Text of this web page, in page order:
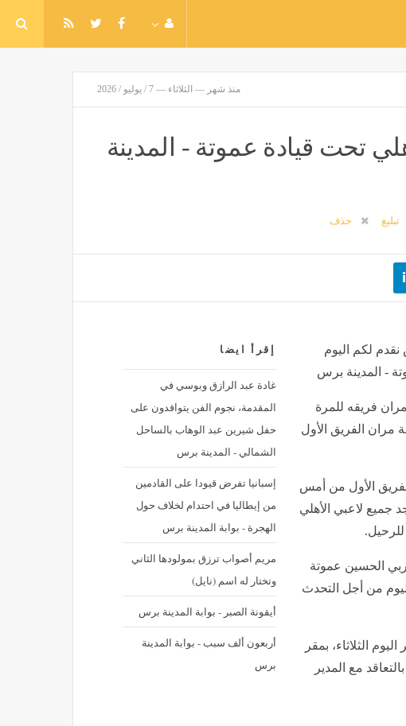
منذ شهر — الثلاثاء — 7 / يوليو / 2026
تحت قيادة عموتة - المدينة
تبليغ حذف
إقرأ ايضا
غادة عبد الرازق وبوسي في
المقدمة، نجوم الفن يتوافدون على
حفل شيرين عبد الوهاب بالساحل
الشمالي - المدينة برس
إسبانيا تفرض قيودا على القادمين
من إيطاليا في احتدام لخلاف حول
الهجرة - بوابة المدينة برس
مريم أصواب ترزق بمولودها الثاني
وتختار له اسم (نايل)
أيقونة الصبر - بوابة المدينة برس
أربعون ألف سبب - بوابة المدينة
برس
لكم اليوم
- المدينة برس
فريقه للمرة
مران الفريق الأول
الأول من أمس
جميع لاعبي الأهلي
الحسين عموتة
اليوم من أجل التحدث
الثلاثاء، بمقر
مع المدير